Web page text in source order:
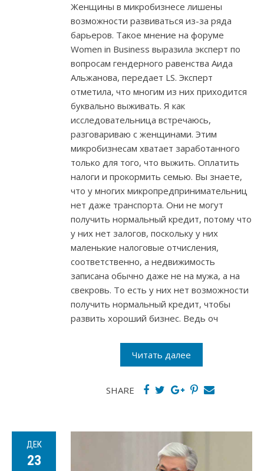
Женщины в микробизнесе лишены
возможности развиваться из-за ряда
барьеров. Такое мнение на форуме
Women in Business выразила эксперт по
вопросам гендерного равенства Аида
Альжанова, передает LS. Эксперт
отметила, что многим из них приходится
буквально выживать. Я как
исследовательница встречаюсь,
разговариваю с женщинами. Этим
микробизнесам хватает заработанного
только для того, что выжить. Оплатить
налоги и прокормить семью. Вы знаете,
что у многих микропредпринимательниц
нет даже транспорта. Они не могут
получить нормальный кредит, потому что
у них нет залогов, поскольку у них
маленькие налоговые отчисления,
соответственно, а недвижимость
записана обычно даже не на мужа, а на
свекровь. То есть у них нет возможности
получить нормальный кредит, чтобы
развить хороший бизнес. Ведь оч
Читать далее
SHARE
ДЕК
23